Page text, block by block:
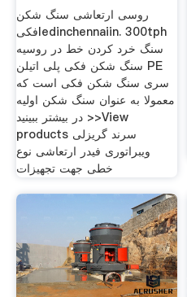
روسی ارتعاشی سنگ شکن
فکیledinchennaiin. 300tph
سنگ خرد کردن خط در روسیه
سنگ شکن فکی پلی اتیلن PE
سری سنگ شکن فکی است که
معمولا به عنوان سنگ شکن اولیه
در بیشتر ببینید >>View
products سرند گریزلی
ویبراتوری فیدر ارتعاشی نوع
خطی جهت تجهیزات